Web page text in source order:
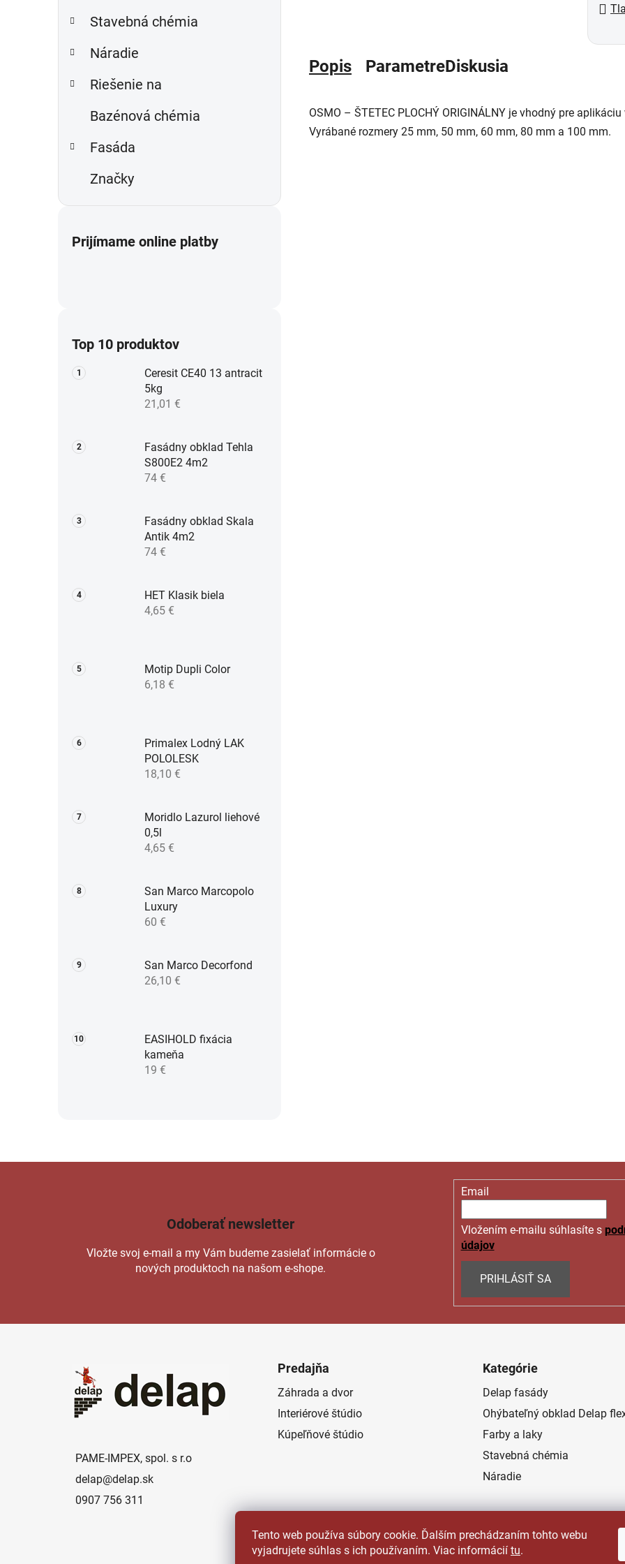
Tento web používa súbory cookie. Ďalším prechádzaním tohto webu
vyjadrujete súhlas s ich používaním. Viac informácií tu.
Stavebná chémia
Náradie
Riešenie na
Bazénová chémia
Fasáda
Značky
Prijímame online platby
Top 10 produktov
Ceresit CE40 13 antracit
5kg
21,01 €
Fasádny obklad Tehla
S800E2 4m2
74 €
Fasádny obklad Skala
Antik 4m2
74 €
HET Klasik biela
4,65 €
Motip Dupli Color
6,18 €
Primalex Lodný LAK
POLOLESK
18,10 €
Moridlo Lazurol liehové
0,5l
4,65 €
San Marco Marcopolo
Luxury
60 €
San Marco Decorfond
26,10 €
EASIHOLD fixácia
kameňa
19 €
Popis ParametreDiskusia
OSMO – ŠTETEC PLOCHÝ ORIGINÁLNY je vhodný pre
Vyrábané rozmery 25 mm, 50 mm, 60 mm, 80 mm a 100 mm.
Odoberať newsletter
Vložte svoj e-mail a my Vám budeme zasielať informácie o
nových produktoch na našom e-shope.
Email
Vložením e-mailu súhlasíte s
údajov
PRIHLÁSIŤ SA
PAME-IMPEX, spol. s r.o
delap@delap.sk
0907 756 311
Predajňa
Záhrada a dvor
Interiérové štúdio
Kúpeľňové štúdio
Kategórie
Delap fasády
Ohýbateľný obklad Delap
Farby a laky
Stavebná chémia
Náradie